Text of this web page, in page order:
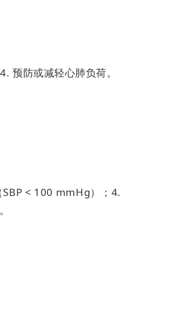
4. 预防或减轻心肺负荷。
< 100 mmHg）； 4.